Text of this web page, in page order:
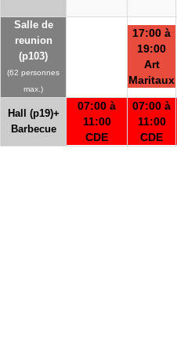
Salle de
reunion
(p103)
(62 personnes
max.)
17:00 à
19:00
Art
Maritaux
Hall (p19)+
Barbecue
07:00 à
11:00
CDE
07:00 à
11:00
CDE